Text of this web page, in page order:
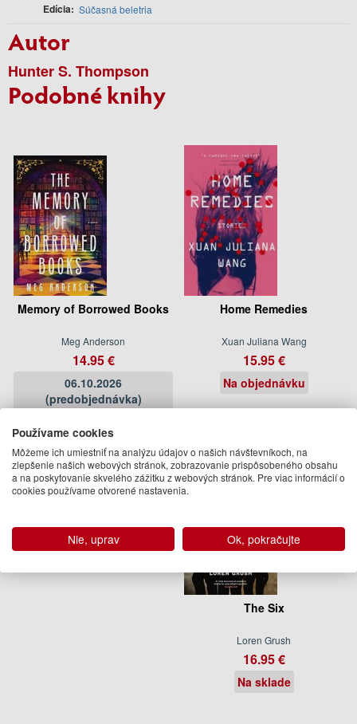
Edícia Súčasná beletria
Autor
Hunter S. Thompson
Podobné knihy
Memory of Borrowed Books
Meg Anderson
14.95 €
06.10.2026
(predobjednávka)
Home Remedies
Xuan Juliana Wang
15.95 €
Na objednávku
The Six
Loren Grush
16.95 €
Na sklade
Používame cookies
Môžeme ich umiestniť na analýzu údajov o našich návštevníkoch, na
zlepšenie našich webových stránok, zobrazovanie prispôsobeného obsahu
a na poskytovanie skvelého zážitku z webových stránok. Pre viac informácií o
cookies používame otvorené nastavenia.
Nie, uprav Ok, pokračujte